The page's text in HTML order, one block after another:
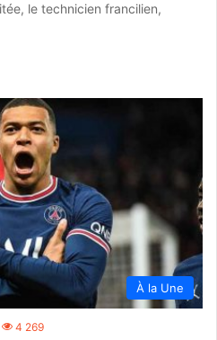
le technicien francilien,
À la Une
4 269